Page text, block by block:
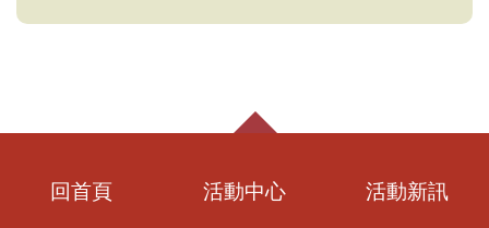
回首頁 活動中心 活動新訊